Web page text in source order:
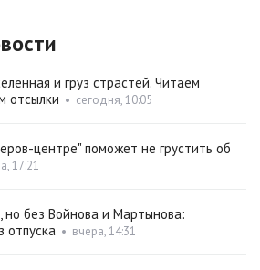
и груз страстей. Читаем
отсылки • сегодня, 10:05
центре" поможет не грустить об
17:21
но без Войнова и Мартынова:
отпуска • вчера, 14:31